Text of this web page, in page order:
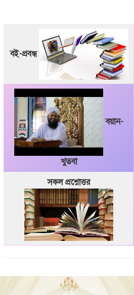
বই-প্রবন্ধ
বয়ান-
খুতবা
সকল প্রশ্নোত্তর